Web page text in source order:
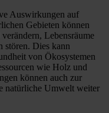
Auswirkungen auf
Gebieten können
Lebensräume
stören. Dies kann
von Ökosystemen
wie Holz und
können auch zur
natürliche Umwelt weiter